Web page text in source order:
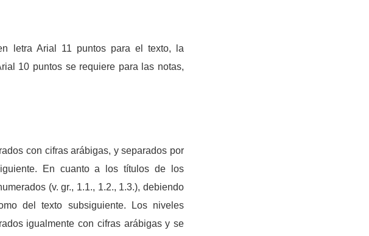
letra Arial 11 puntos para el texto, la
10 puntos se requiere para las notas,
con cifras arábigas, y separados por
En cuanto a los títulos de los
(v. gr., 1.1., 1.2., 1.3.), debiendo
del texto subsiguiente. Los niveles
igualmente con cifras arábigas y se